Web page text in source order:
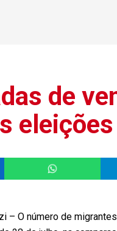
de
eleições
– O número de